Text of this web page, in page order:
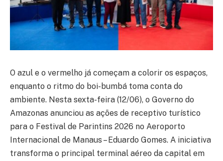
O azul e o vermelho já começam a colorir os espaços,
enquanto o ritmo do boi-bumbá toma conta do
ambiente. Nesta sexta-feira (12/06), o Governo do
Amazonas anunciou as ações de receptivo turístico
para o Festival de Parintins 2026 no Aeroporto
Internacional de Manaus – Eduardo Gomes. A iniciativa
transforma o principal terminal aéreo da capital em